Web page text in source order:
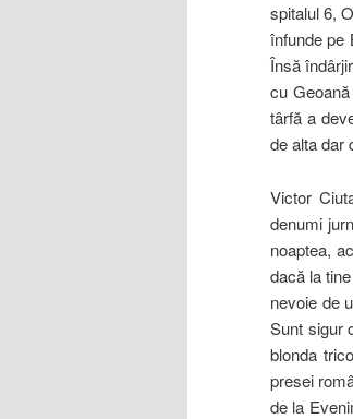
spitalul 6,
înfunde pe
Însă
cu
târfă a
de alta dar
Victor
denumi
noaptea,
dacă la
nevoie de
Sunt sigur
blonda
presei
de la